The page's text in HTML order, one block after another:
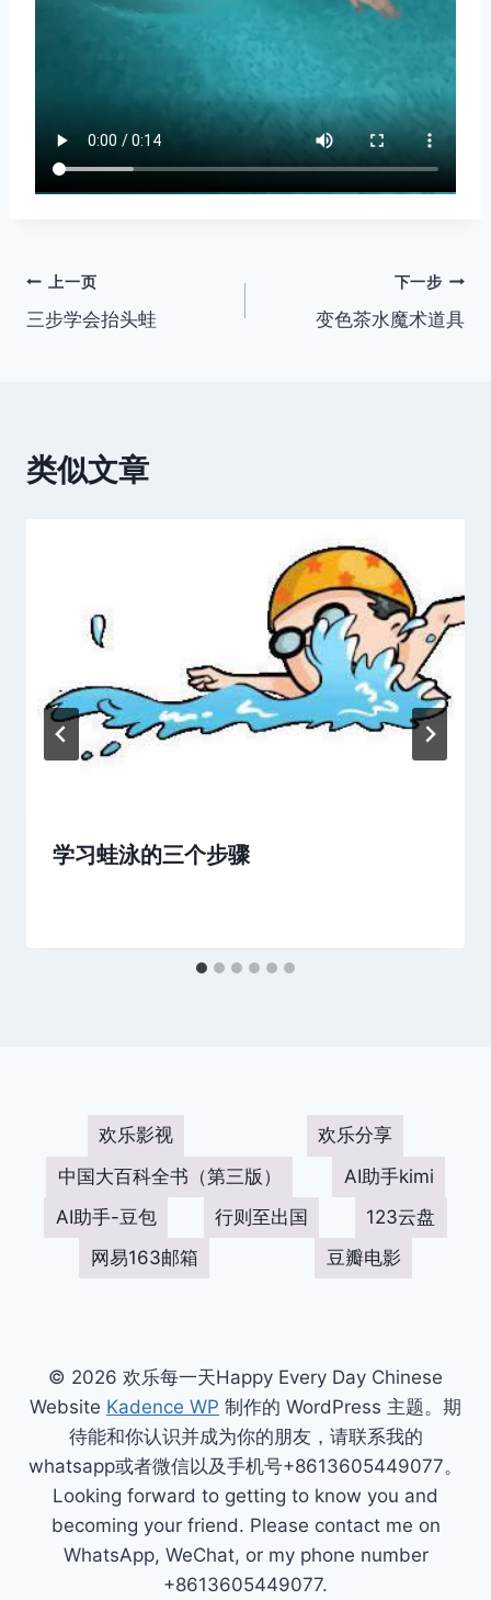
文
章
上一页
三步学会抬头蛙
下一步
变色茶水魔术道具
类似文章
学习蛙泳的三个步骤
欢乐影视
欢乐分享
中国大百科全书（第三版）
AI助手kimi
AI助手-豆包
行则至出国
123云盘
网易163邮箱
豆瓣电影
© 2026 欢乐每一天Happy Every Day Chinese
Website Kadence WP 制作的 WordPress 主题。期
待能和你认识并成为你的朋友，请联系我的
whatsapp或者微信以及手机号+8613605449077。
Looking forward to getting to know you and
becoming your friend. Please contact me on
WhatsApp, WeChat, or my phone number
+8613605449077.